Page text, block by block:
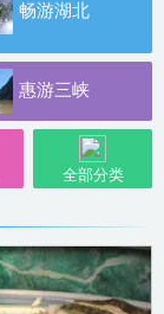
畅游湖北
惠游三峡
全部分类